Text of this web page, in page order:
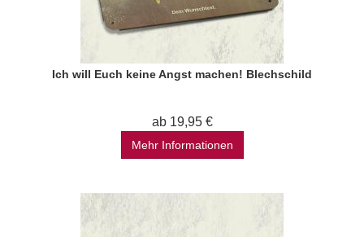
Ich will Euch keine Angst machen! Blechschild
ab 19,95 €
Mehr Informationen